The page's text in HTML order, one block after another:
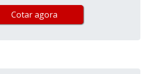
Cotar agora